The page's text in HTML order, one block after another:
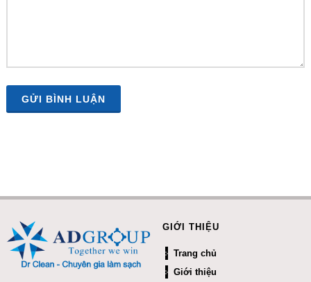
GỬI BÌNH LUẬN
GIỚI THIỆU
Trang chủ
Giới thiệu